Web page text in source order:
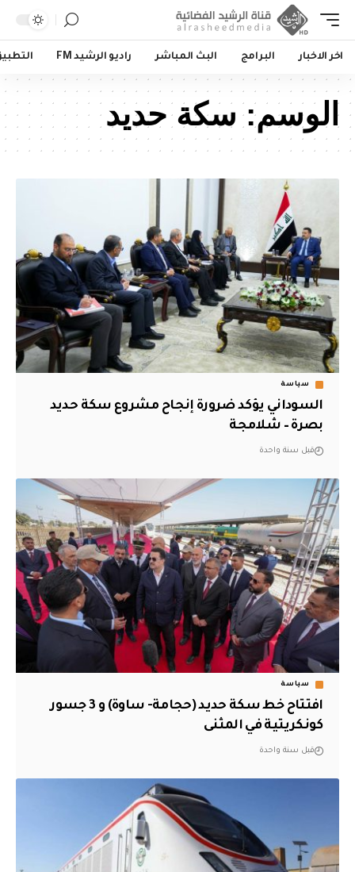
اخر الاخبار البرامج البث المباشر راديو الرشيد FM
الوسم: سكة حديد
سياسة
السوداني يؤكد ضرورة إنجاح مشروع سكة حديد
بصرة – شلامجة
قبل سنة واحدة
سياسة
افتتاح خط سكة حديد (حجامة- ساوة) و 3 جسور
كونكريتية في المثنى
قبل سنة واحدة